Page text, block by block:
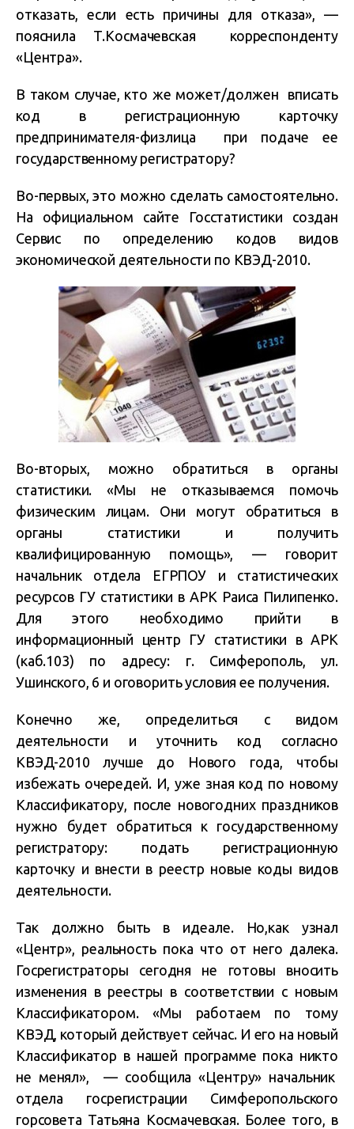
отказать, если есть причины для отказа», —
пояснила Т.Космачевская корреспонденту
«Центра».
В таком случае, кто же может/должен вписать
код в регистрационную карточку
предпринимателя-физлица при подаче ее
государственному регистратору?
Во-первых, это можно сделать самостоятельно.
На официальном сайте Госстатистики создан
Сервис по определению кодов видов
экономической деятельности по КВЭД-2010.
Во-вторых, можно обратиться в органы
статистики. «Мы не отказываемся помочь
физическим лицам. Они могут обратиться в
органы статистики и получить
квалифицированную помощь», — говорит
начальник отдела ЕГРПОУ и статистических
ресурсов ГУ статистики в АРК Раиса Пилипенко.
Для этого необходимо прийти в
информационный центр ГУ статистики в АРК
(каб.103) по адресу: г. Симферополь, ул.
Ушинского, 6 и оговорить условия ее получения.
Конечно же, определиться с видом
деятельности и уточнить код согласно
КВЭД-2010 лучше до Нового года, чтобы
избежать очередей. И, уже зная код по новому
Классификатору, после новогодних праздников
нужно будет обратиться к государственному
регистратору: подать регистрационную
карточку и внести в реестр новые коды видов
деятельности.
Так должно быть в идеале. Но,как узнал
«Центр», реальность пока что от него далека.
Госрегистраторы сегодня не готовы вносить
изменения в реестры в соответствии с новым
Классификатором. «Мы работаем по тому
КВЭД, который действует сейчас. И его на новый
Классификатор в нашей программе пока никто
не менял», — сообщила «Центру» начальник
отдела госрегистрации Симферопольского
горсовета Татьяна Космачевская. Более того, в